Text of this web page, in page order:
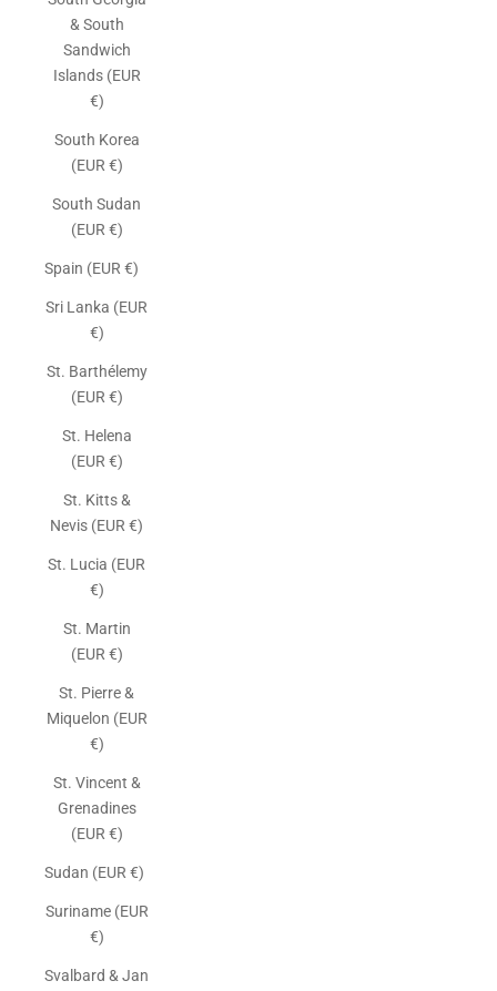
& South
Sandwich
Islands (EUR
€)
South Korea
(EUR €)
South Sudan
(EUR €)
Spain (EUR €)
Sri Lanka (EUR
€)
St. Barthélemy
(EUR €)
St. Helena
(EUR €)
St. Kitts &
Nevis (EUR €)
St. Lucia (EUR
€)
St. Martin
(EUR €)
St. Pierre &
Miquelon (EUR
€)
St. Vincent &
Grenadines
(EUR €)
Sudan (EUR €)
Suriname (EUR
€)
Svalbard & Jan